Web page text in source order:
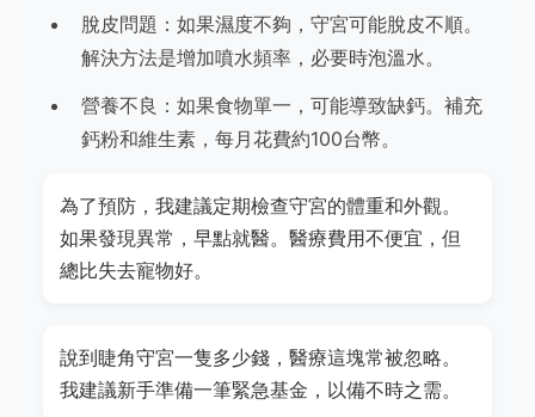
脫皮問題：如果濕度不夠，守宮可能脫皮不順。
解決方法是增加噴水頻率，必要時泡溫水。
營養不良：如果食物單一，可能導致缺鈣。補充
鈣粉和維生素，每月花費約100台幣。
為了預防，我建議定期檢查守宮的體重和外觀。
如果發現異常，早點就醫。醫療費用不便宜，但
總比失去寵物好。
說到睫角守宮一隻多少錢，醫療這塊常被忽略。
我建議新手準備一筆緊急基金，以備不時之需。